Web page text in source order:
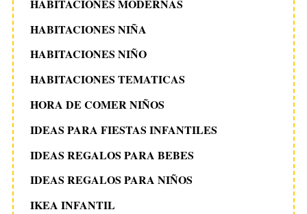
HABITACIONES MODERNAS
HABITACIONES NIÑA
HABITACIONES NIÑO
HABITACIONES TEMATICAS
HORA DE COMER NIÑOS
IDEAS PARA FIESTAS INFANTILES
IDEAS REGALOS PARA BEBES
IDEAS REGALOS PARA NIÑOS
IKEA INFANTIL